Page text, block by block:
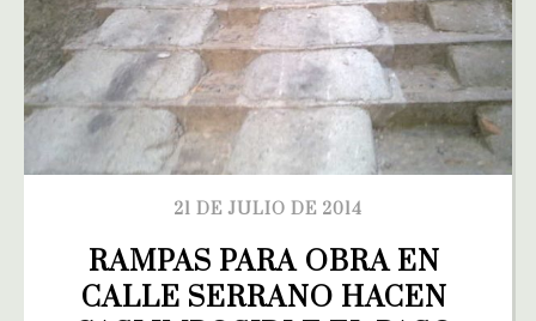
21 DE JULIO DE 2014
RAMPAS PARA OBRA EN
CALLE SERRANO HACEN